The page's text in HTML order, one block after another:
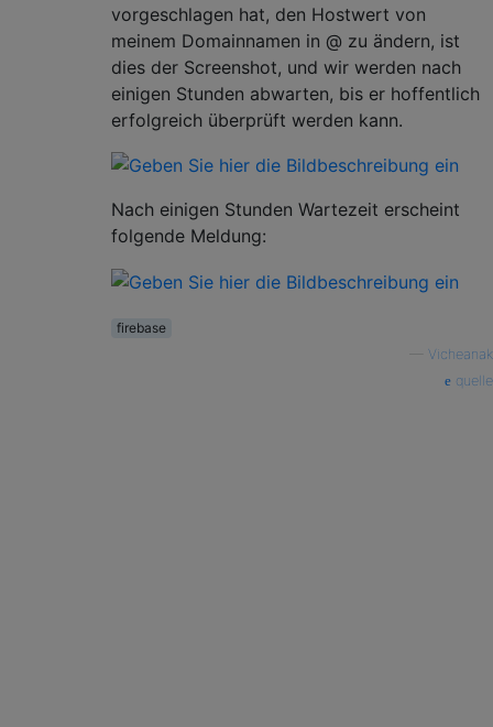
vorgeschlagen hat, den Hostwert von
meinem Domainnamen in @ zu ändern, ist
dies der Screenshot, und wir werden nach
einigen Stunden abwarten, bis er hoffentlich
erfolgreich überprüft werden kann.
Nach einigen Stunden Wartezeit erscheint
folgende Meldung:
firebase
Vicheanak
quelle